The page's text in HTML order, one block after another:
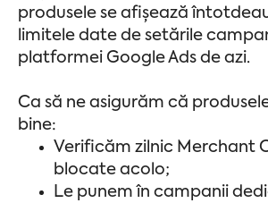
produsele se afișează
limitele date de setările
platformei Google Ads de azi.
Ca să ne asigurăm că
bine:
Verificăm zilnic Merchant
blocate acolo;
Le punem în campanii